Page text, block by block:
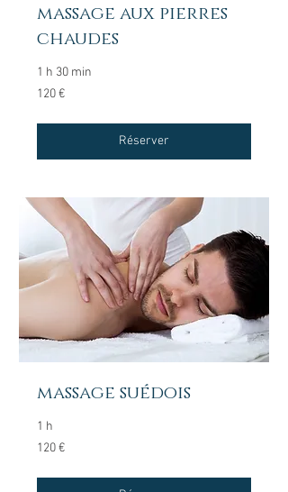
massage aux pierres
chaudes
1 h 30 min
120
euros
120 €
Réserver
massage suédois
1 h
120
euros
120 €